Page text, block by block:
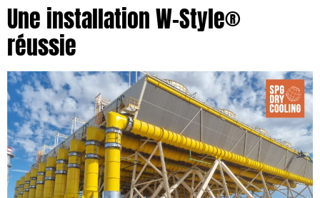
Une installation W-Style®
réussie